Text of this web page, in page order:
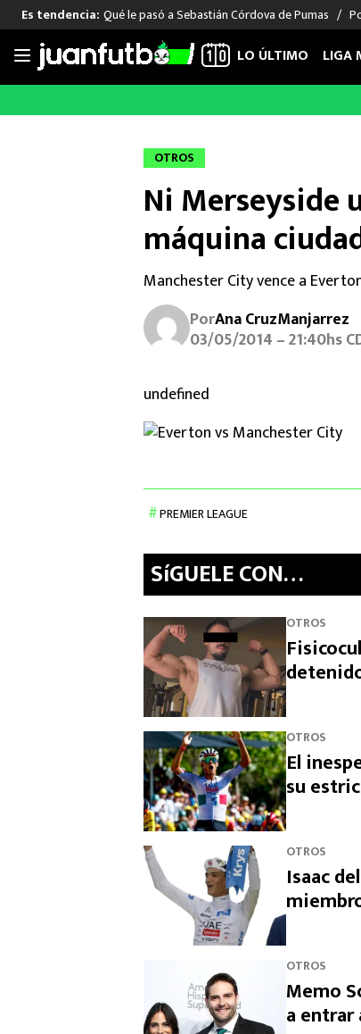
Saltar
Es tendencia: Qué le pasó a Sebastián Córdova de Pumas
LIGA MX
Chivas de Guadalajara
Liga MX Femenil
FUT INTERNACIONAL
Las Noticias
Selección Mexicana
Champions League
Europa League
Real Madrid
Barcelona
LO ÚLTIMO LIGA
OTROS
Ni Merseyside
máquina
Manchester City vence a
PorAna CruzManjarrez
03/05/2014 – 21:40hs
undefined
PREMIER LEAGUE
SíGUELE CON…
OTROS
OTROS
El
su
OTROS
Isaac
OTROS
Memo
a entrar